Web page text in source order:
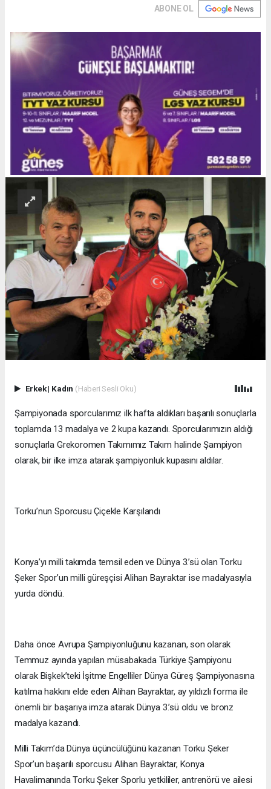
ABONE OL
Erkek| Kadın (Haberi Sesli Oku)
Şampiyonada sporcularımız ilk hafta aldıkları başarılı sonuçlarla
toplamda 13 madalya ve 2 kupa kazandı. Sporcularımızın aldığı
sonuçlarla Grekoromen Takımımız Takım halinde Şampiyon
olarak, bir ilke imza atarak şampiyonluk kupasını aldılar.
Torku’nun Sporcusu Çiçekle Karşılandı
Konya’yı milli takımda temsil eden ve Dünya 3.’sü olan Torku
Şeker Spor’un milli güreşçisi Alihan Bayraktar ise madalyasıyla
yurda döndü.
Daha önce Avrupa Şampiyonluğunu kazanan, son olarak
Temmuz ayında yapılan müsabakada Türkiye Şampiyonu
olarak Bişkek’teki İşitme Engelliler Dünya Güreş Şampiyonasına
katılma hakkını elde eden Alihan Bayraktar, ay yıldızlı forma ile
önemli bir başarıya imza atarak Dünya 3.’sü oldu ve bronz
madalya kazandı.
Milli Takım’da Dünya üçüncülüğünü kazanan Torku Şeker
Spor’un başarılı sporcusu Alihan Bayraktar, Konya
Havalimanında Torku Şeker Sporlu yetkililer, antrenörü ve ailesi